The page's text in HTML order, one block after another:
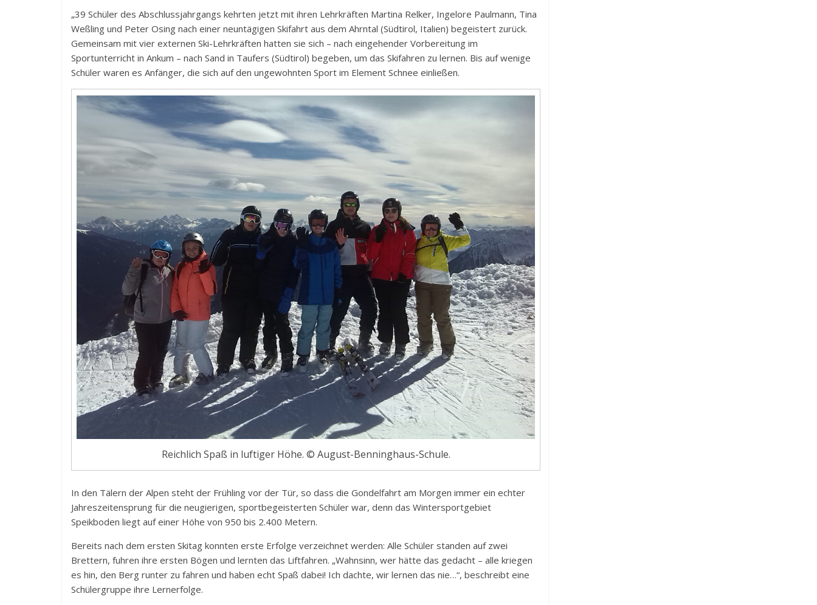
„39 Schüler des Abschlussjahrgangs kehrten jetzt mit ihren Lehrkräften Martina Relker, Ingelore Paulmann, Tina
Weßling und Peter Osing nach einer neuntägigen Skifahrt aus dem Ahrntal (Südtirol, Italien) begeistert zurück.
Gemeinsam mit vier externen Ski-Lehrkräften hatten sie sich – nach eingehender Vorbereitung im
Sportunterricht in Ankum – nach Sand in Taufers (Südtirol) begeben, um das Skifahren zu lernen. Bis auf wenige
Schüler waren es Anfänger, die sich auf den ungewohnten Sport im Element Schnee einließen.
Reichlich Spaß in luftiger Höhe. © August-Benninghaus-Schule.
In den Tälern der Alpen steht der Frühling vor der Tür, so dass die Gondelfahrt am Morgen immer ein echter
Jahreszeitensprung für die neugierigen, sportbegeisterten Schüler war, denn das Wintersportgebiet
Speikboden liegt auf einer Höhe von 950 bis 2.400 Metern.
Bereits nach dem ersten Skitag konnten erste Erfolge verzeichnet werden: Alle Schüler standen auf zwei
Brettern, fuhren ihre ersten Bögen und lernten das Liftfahren. „Wahnsinn, wer hätte das gedacht – alle kriegen
es hin, den Berg runter zu fahren und haben echt Spaß dabei! Ich dachte, wir lernen das nie…“, beschreibt eine
Schülergruppe ihre Lernerfolge.